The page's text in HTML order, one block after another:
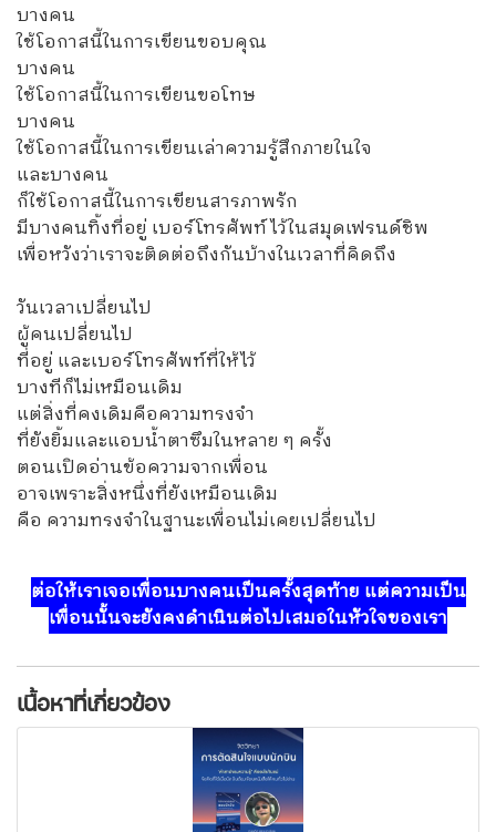
บางคน
ใช้โอกาสนี้ในการเขียนขอบคุณ
บางคน
ใช้โอกาสนี้ในการเขียนขอโทษ
บางคน
ใช้โอกาสนี้ในการเขียนเล่าความรู้สึกภายในใจ
และบางคน
ก็ใช้โอกาสนี้ในการเขียนสารภาพรัก
มีบางคนทิ้งที่อยู่ เบอร์โทรศัพท์ ไว้ในสมุดเฟรนด์ชิพ
เพื่อหวังว่าเราจะติดต่อถึงกันบ้างในเวลาที่คิดถึง
วันเวลาเปลี่ยนไป
ผู้คนเปลี่ยนไป
ที่อยู่ และเบอร์โทรศัพท์ที่ให้ไว้
บางทีก็ไม่เหมือนเดิม
แต่สิ่งที่คงเดิมคือความทรงจำ
ที่ยังยิ้มและแอบน้ำตาซึมในหลาย ๆ ครั้ง
ตอนเปิดอ่านข้อความจากเพื่อน
อาจเพราะสิ่งหนึ่งที่ยังเหมือนเดิม
คือ ความทรงจำในฐานะเพื่อนไม่เคยเปลี่ยนไป
ต่อให้เราเจอเพื่อนบางคนเป็นครั้งสุดท้าย แต่ความเป็น
เพื่อนนั้นจะยังคงดำเนินต่อไปเสมอในหัวใจของเรา
เนื้อหาที่เกี่ยวข้อง